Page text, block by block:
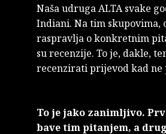
Naša udruga ALTA svake
Indiani. Na tim skupovima,
raspravlja o konkretnim
su recenzije. To je, dakle,
recenzirati prijevod kad ne
To je jako zanimljivo.
bave tim pitanjem, a